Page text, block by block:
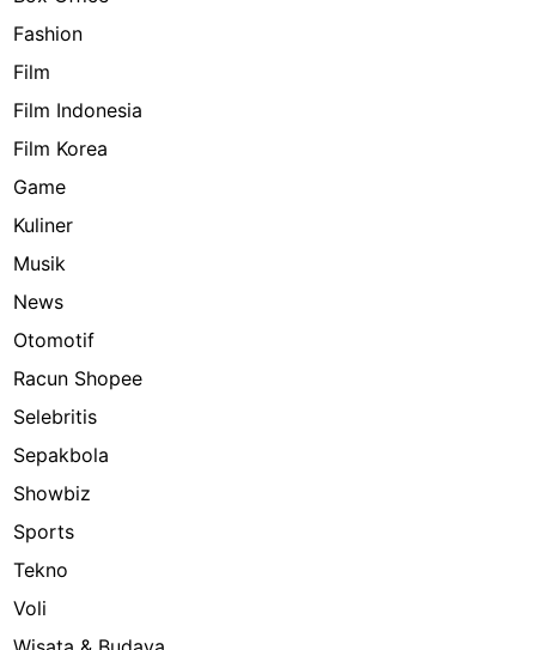
Fashion
Film
Film Indonesia
Film Korea
Game
Kuliner
Musik
News
Otomotif
Racun Shopee
Selebritis
Sepakbola
Showbiz
Sports
Tekno
Voli